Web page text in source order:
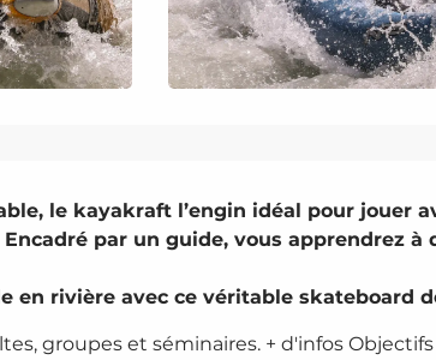
le kayakraft l’engin idéal pour jouer
par un guide, vous apprendrez à
en rivière avec ce véritable skateboard
groupes et séminaires. + d'infos